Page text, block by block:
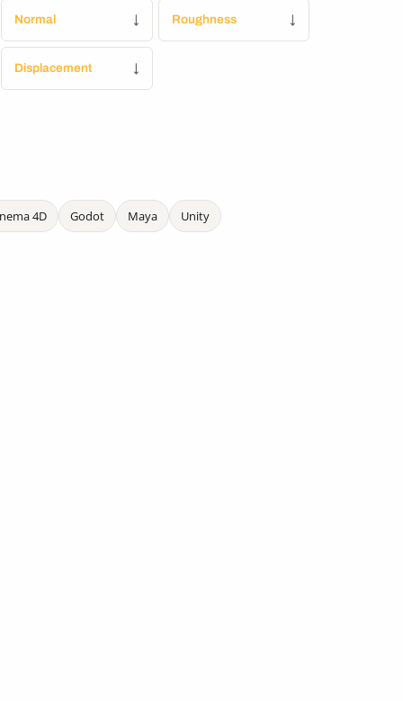
Normal ↓ Roughness ↓
Displacement ↓
4D Godot Maya
Unity